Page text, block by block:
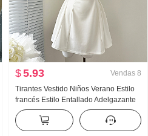
$5.93 Vendas 8
Tirantes Vestido Niños Verano Estilo
francés Estilo Entallado Adelgazante
Vestido sin mangas Minifalda